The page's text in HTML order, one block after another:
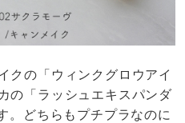
クの「ウィンクグロウアイ
の「ラッシュエキスパンダ
。どちらもプチプラなのに